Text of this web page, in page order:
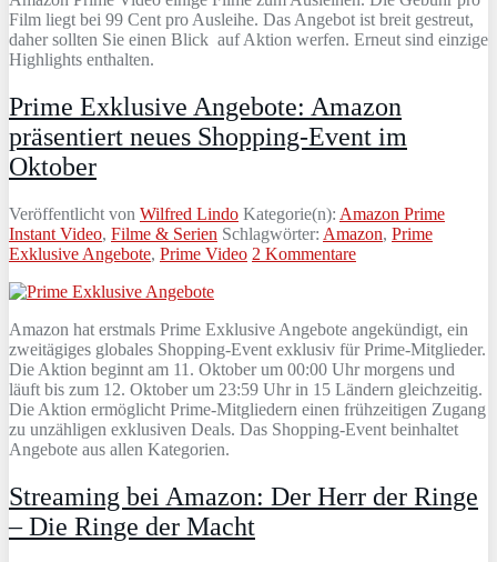
Film liegt bei 99 Cent pro Ausleihe. Das Angebot ist breit gestreut,
daher sollten Sie einen Blick auf Aktion werfen. Erneut sind einzige
Highlights enthalten.
Prime Exklusive Angebote: Amazon
präsentiert neues Shopping-Event im
Oktober
Veröffentlicht von Wilfred Lindo Kategorie(n): Amazon Prime
Instant Video, Filme & Serien Schlagwörter: Amazon, Prime
Exklusive Angebote, Prime Video 2 Kommentare
Amazon hat erstmals Prime Exklusive Angebote angekündigt, ein
zweitägiges globales Shopping-Event exklusiv für Prime-Mitglieder.
Die Aktion beginnt am 11. Oktober um 00:00 Uhr morgens und
läuft bis zum 12. Oktober um 23:59 Uhr in 15 Ländern gleichzeitig.
Die Aktion ermöglicht Prime-Mitgliedern einen frühzeitigen Zugang
zu unzähligen exklusiven Deals. Das Shopping-Event beinhaltet
Angebote aus allen Kategorien.
Streaming bei Amazon: Der Herr der Ringe
– Die Ringe der Macht